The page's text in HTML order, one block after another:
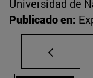
Universidad de
Publicado en: